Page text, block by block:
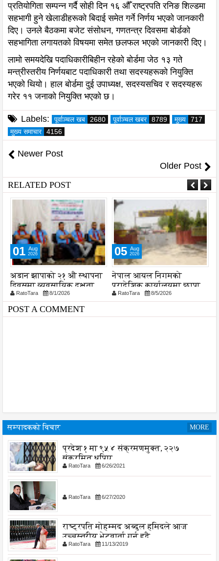
प्रतियोगिता सम्पन्न गर्दै सोही दिन १६ औँ राष्ट्रपति रनिङ शिल्डमा
सहभागी हुने खेलाडीहरूको बिदाई समेत गर्ने निर्णय भएको जानकारी
दिए। उनले बैठकमा बजेट संसोधन, गणतन्त्र दिवसमा बोर्डको
सहभागिता लगायतको विषयमा समेत छलफल भएको जानकारी दिए।
लामो समयदेखि पदाधिकारीबिहीन रहेको बोर्डमा जेठ १३ गते
मन्त्रीस्तरीय निर्णयबाट पदाधिकारी तथा सदस्यहरूको नियुक्ति
भएको थियो। हाल बोर्डमा दुई उपाध्यक्ष, सदस्यसचिव र सदस्यहरू
गरेर ११ जनाको नियुक्ति भएको छ।
Labels: पूर्वाञ्चल खब 2680 पूर्वाञ्चल खबर 8789 मुख्य
717
मुख्य समाचार
4156
Newer Post
Older Post
RELATED POST
01 Aug
2026
अडान झापाको २१ औ स्थापना
दिवसमा व्यवसायिक दक्षता,
विश्वसनीयता र गुणस्तरमा
जोड
RatoTara 8/1/2026
05 Aug
2026
नेपाल आयल निगमको
प्रादेशिक कार्यालयमा छापा
RatoTara 8/5/2026
POST A COMMENT
सम्पादकको विचार MORE
प्रदेश १ मा ९५४ संक्रमणमुक्त, २२७
संक्रमित थपिए
RatoTara 6/26/2021
RatoTara 6/27/2020
राष्ट्रपति मोहम्मद अब्दुल हमिदले आज
उच्चस्तरीय भेटवार्ता गर्नु हुदै,
RatoTara 11/13/2019